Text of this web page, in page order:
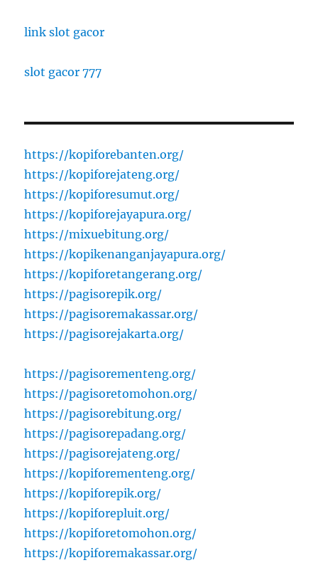
link slot gacor
slot gacor 777
https://kopiforebanten.org/
https://kopiforejateng.org/
https://kopiforesumut.org/
https://kopiforejayapura.org/
https://mixuebitung.org/
https://kopikenanganjayapura.org/
https://kopiforetangerang.org/
https://pagisorepik.org/
https://pagisoremakassar.org/
https://pagisorejakarta.org/
https://pagisorementeng.org/
https://pagisoretomohon.org/
https://pagisorebitung.org/
https://pagisorepadang.org/
https://pagisorejateng.org/
https://kopiforementeng.org/
https://kopiforepik.org/
https://kopiforepluit.org/
https://kopiforetomohon.org/
https://kopiforemakassar.org/